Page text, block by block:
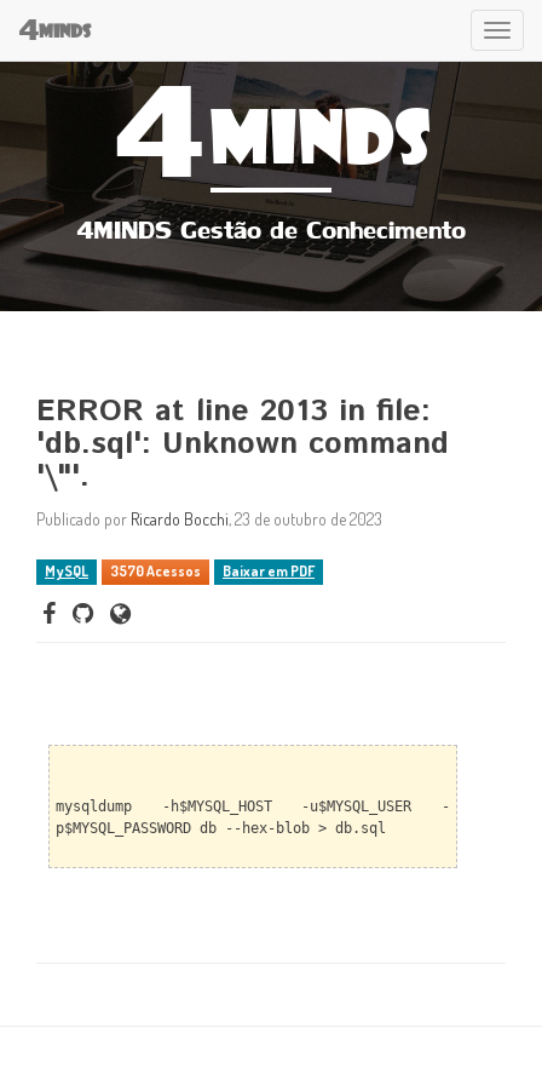
4MINDS 4MINDS
4MINDS Gestão de Conhecimento
ERROR at line 2013 in file:
'db.sql': Unknown command
'\"'.
Publicado por Ricardo Bocchi, 23 de outubro de 2023
MySQL 3570 Acessos Baixar em PDF
mysqldump -h$MYSQL_HOST -u$MYSQL_USER -
p$MYSQL_PASSWORD db --hex-blob > db.sql